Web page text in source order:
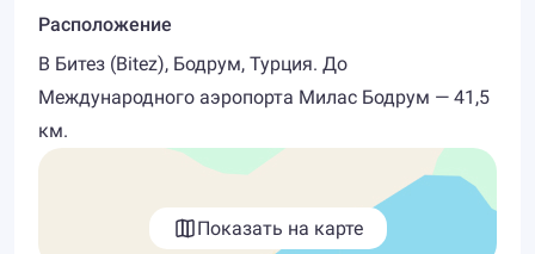
Расположение
В Битез (Bitez), Бодрум, Турция. До
Международного аэропорта Милас Бодрум — 41,5
км.
Показать на карте